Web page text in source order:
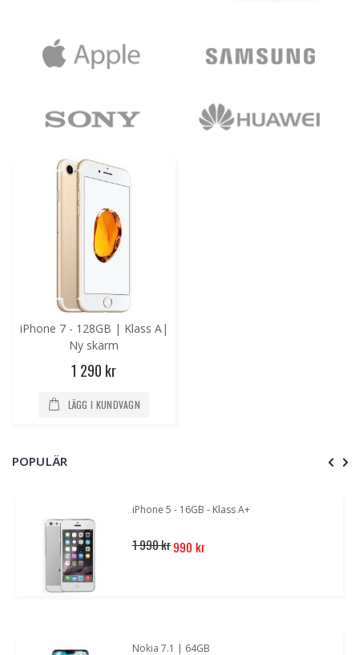
iPhone 7 - 128GB | Klass A|
Ny skärm
1 290 kr
LÄGG I KUNDVAGN
POPULÄR
iPhone 5 - 16GB - Klass A+
1 990 kr Special
Price
990 kr
Nokia 7.1 | 64GB